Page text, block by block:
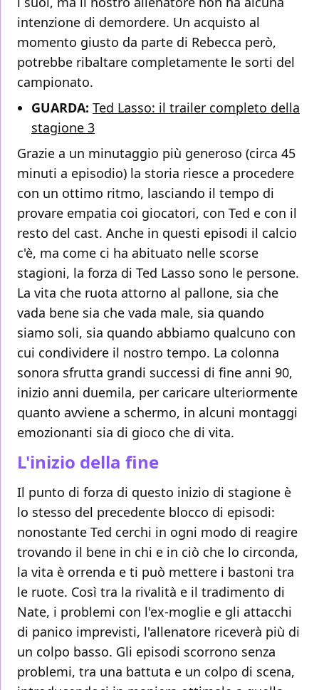
intenzione di demordere. Un acquisto al
momento giusto da parte di Rebecca però,
potrebbe ribaltare completamente le sorti del
campionato.
GUARDA: Ted Lasso: il trailer completo della
stagione 3
Grazie a un minutaggio più generoso (circa 45
minuti a episodio) la storia riesce a procedere
con un ottimo ritmo, lasciando il tempo di
provare empatia coi giocatori, con Ted e con il
resto del cast. Anche in questi episodi il calcio
c'è, ma come ci ha abituato nelle scorse
stagioni, la forza di Ted Lasso sono le persone.
La vita che ruota attorno al pallone, sia che
vada bene sia che vada male, sia quando
siamo soli, sia quando abbiamo qualcuno con
cui condividere il nostro tempo. La colonna
sonora sfrutta grandi successi di fine anni 90,
inizio anni duemila, per caricare ulteriormente
quanto avviene a schermo, in alcuni montaggi
emozionanti sia di gioco che di vita.
L'inizio della fine
Il punto di forza di questo inizio di stagione è
lo stesso del precedente blocco di episodi:
nonostante Ted cerchi in ogni modo di reagire
trovando il bene in chi e in ciò che lo circonda,
la vita è orrenda e ti può mettere i bastoni tra
le ruote. Così tra la rivalità e il tradimento di
Nate, i problemi con l'ex-moglie e gli attacchi
di panico imprevisti, l'allenatore riceverà più di
un colpo basso. Gli episodi scorrono senza
problemi, tra una battuta e un colpo di scena,